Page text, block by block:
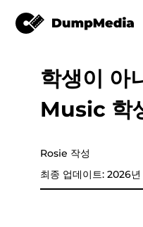
Video
Spotify mp3로
유튜브 뮤직 MP3
애플 뮤직에 MP3
스토어
학생이 아
Music 학
Rosie 작성
최종 업데이트: 2026년